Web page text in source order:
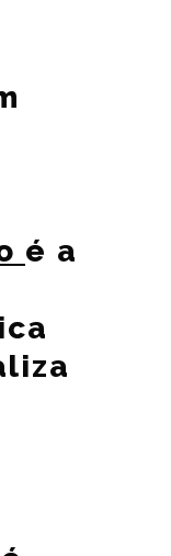
é a